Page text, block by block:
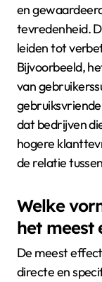
en
tevredenheid.
leiden tot
Bijvoorbeeld,
van
dat bedrijven
hogere
de relatie
Welke
het meest
De meest
directe en